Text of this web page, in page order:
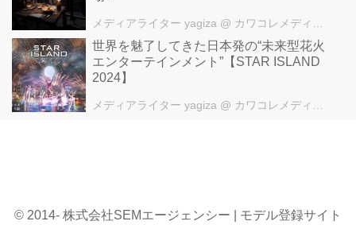
メディアライター yagiza @ カワコレメディア編集部
世界を魅了してきた日本発の“未来型花火
エンターテインメント”【STAR ISLAND
2024】
メディアライター yagiza @ カワコレメディア編集部
© 2014- 株式会社SEMエージェンシー | モデル登録サイト